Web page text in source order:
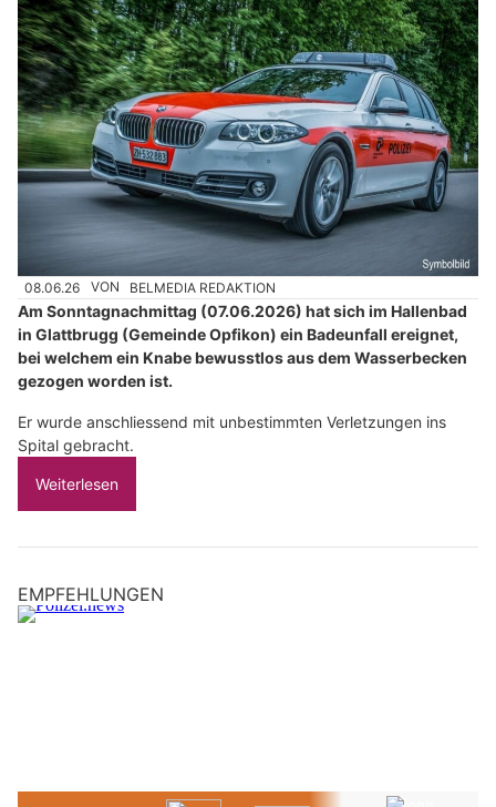
08.06.26 VON BELMEDIA REDAKTION
Am Sonntagnachmittag (07.06.2026) hat sich im Hallenbad
in Glattbrugg (Gemeinde Opfikon) ein Badeunfall ereignet,
bei welchem ein Knabe bewusstlos aus dem Wasserbecken
gezogen worden ist.
Er wurde anschliessend mit unbestimmten Verletzungen ins
Spital gebracht.
Weiterlesen
EMPFEHLUNGEN